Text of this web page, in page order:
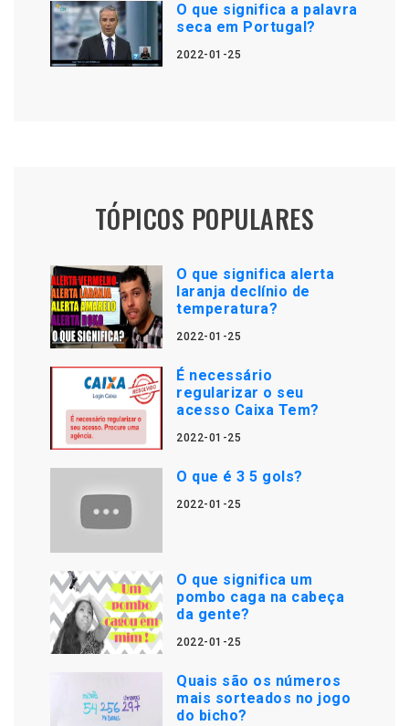
O que significa a palavra
seca em Portugal?
2022-01-25
TÓPICOS POPULARES
O que significa alerta
laranja declínio de
temperatura?
2022-01-25
É necessário
regularizar o seu
acesso Caixa Tem?
2022-01-25
O que é 3 5 gols?
2022-01-25
O que significa um
pombo caga na cabeça
da gente?
2022-01-25
Quais são os números
mais sorteados no jogo
do bicho?